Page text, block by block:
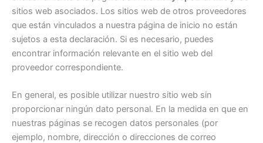
sitios web asociados. Los sitios web de otros proveedores
que están vinculados a nuestra página de inicio no están
sujetos a esta declaración. Si es necesario, puedes
encontrar información relevante en el sitio web del
proveedor correspondiente.
En general, es posible utilizar nuestro sitio web sin
proporcionar ningún dato personal. En la medida en que en
nuestras páginas se recogen datos personales (por
ejemplo, nombre, dirección o direcciones de correo